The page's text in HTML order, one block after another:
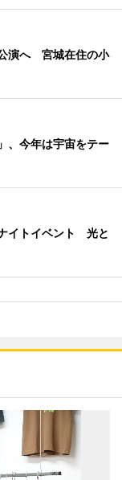
演へ 宮城在住の小
、今年は宇宙をテー
イトイベント 光と